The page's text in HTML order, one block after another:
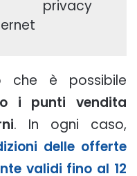
privacy
che è possibile
i punti vendita
. In ogni caso,
delle offerte
validi fino al 12